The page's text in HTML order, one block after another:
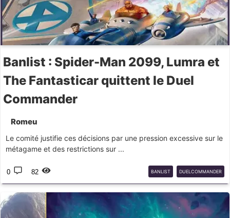
Banlist : Spider-Man 2099, Lumra et
The Fantasticar quittent le Duel
Commander
Romeu
Le comité justifie ces décisions par une pression excessive sur le
métagame et des restrictions sur ...
0 82 BANLIST DUELCOMMANDER